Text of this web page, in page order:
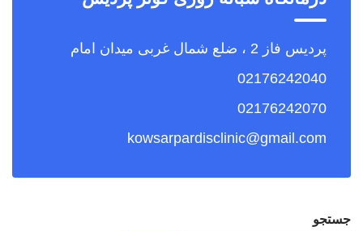
پردیس فاز 2 ، ضلع شمال غربی میدان امام
02176242040
02176242070
kowsarpardisclinic@gmail.com
جستجو